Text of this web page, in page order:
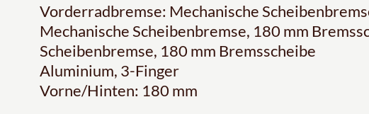
Vorderradbremse: Mechanische
Mechanische Scheibenbremse, 180 mm
Scheibenbremse, 180 mm Bremsscheibe
Aluminium, 3-Finger
Vorne/Hinten: 180 mm